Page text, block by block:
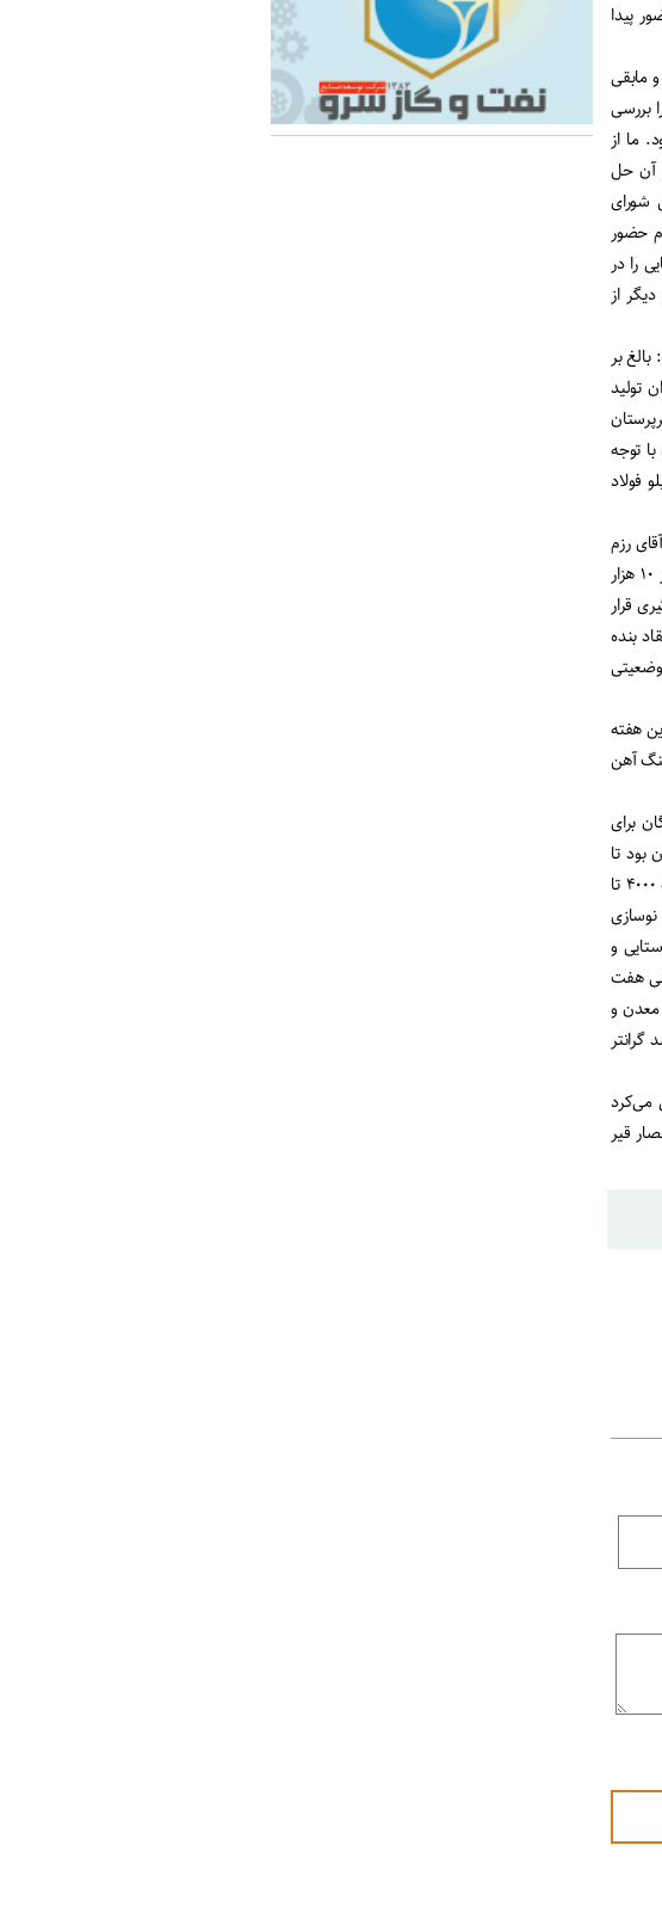
پیدا
مابقی
بررسی
ما از
آن حل
شورای
حضور
را در
از
بر
تن است. میزان تولید
سرپرستان
توجه
به ازای هر کیلو فولاد
رزم
حسینی به عنوان وزیر صنعت، معدن و معدن انتخاب شده و قول داد قیمت فولاد را به کمتر از ۱۰ هزار
قرار
کرد. اعتقاد بنده
چنین وضعیتی
هفته
سنگ آهن
برای
تا
این‌که دولت و مجلس شورای اسلامی در همکاری خوب و با تایید شورای نگهبان تصویب کردند که ۴۰۰۰ تا
نوسازی
و
هفت
معدن و
به اسم بخش خصوصی و بورس بخواهند قیمت را ۸۰ درصد گرانتر
می‌کرد
قیر